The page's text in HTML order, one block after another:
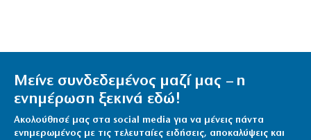
Μείνε συνδεδεμένος μαζί μας – η
ενημέρωση ξεκινά εδώ!
Ακολούθησέ μας στα social media για να μένεις πάντα
ενημερωμένος με τις τελευταίες ειδήσεις, αποκαλύψεις και